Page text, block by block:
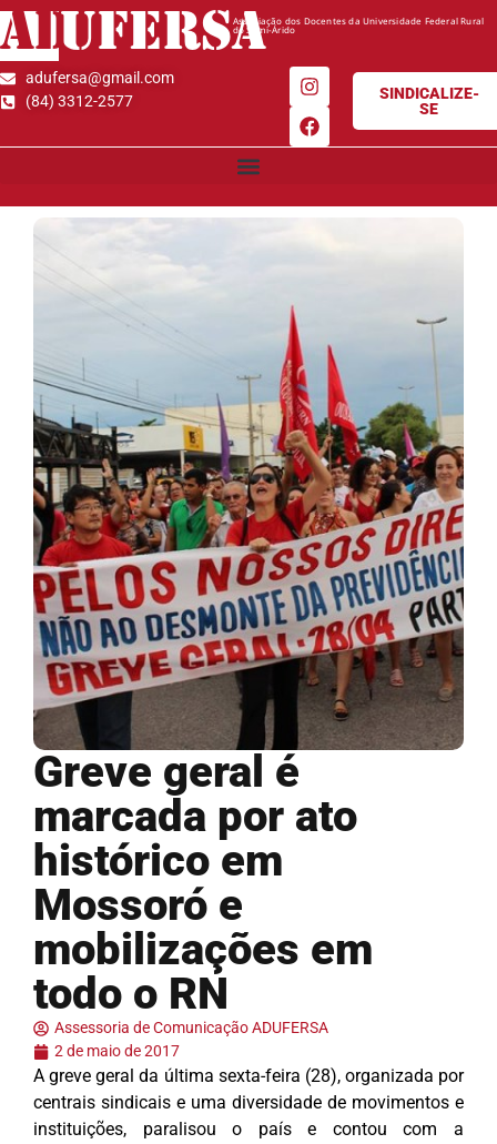
ADUFERSAAssociação dos Docentes da Universidade Federal Rural
do Semi-Árido
adufersa@gmail.com
(84) 3312-2577
SINDICALIZE-
SE
Greve geral é
marcada por ato
histórico em
Mossoró e
mobilizações em
todo o RN
Assessoria de Comunicação ADUFERSA
2 de maio de 2017
A greve geral da última sexta-feira (28), organizada por
centrais sindicais e uma diversidade de movimentos e
instituições, paralisou o país e contou com a